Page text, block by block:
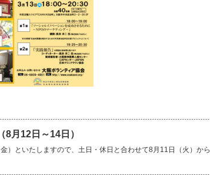
月12日～14日）
）といたしますので、土日・休日と合わせて8月11日（火）から